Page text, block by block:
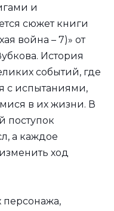
и
сюжет книги
война – 7)» от
История
событий, где
с испытаниями,
в их жизни. В
поступок
а каждое
ход
персонажа,